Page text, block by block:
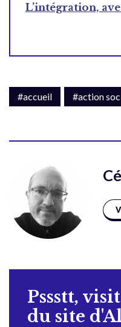
L’intégration,
#accueil #action
Pssstt,
du site